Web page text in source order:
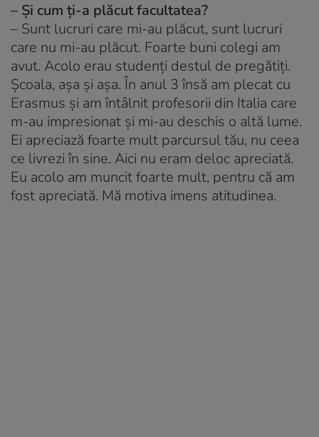
– Și cum ți-a plăcut facultatea?
– Sunt lucruri care mi-au plăcut, sunt lucruri
care nu mi-au plăcut. Foarte buni colegi am
avut. Acolo erau studenți destul de pregătiți.
Școala, așa și așa. În anul 3 însă am plecat cu
Erasmus și am întâlnit profesorii din Italia care
m-au impresionat și mi-au deschis o altă lume.
Ei apreciază foarte mult parcursul tău, nu ceea
ce livrezi în sine. Aici nu eram deloc apreciată.
Eu acolo am muncit foarte mult, pentru că am
fost apreciată. Mă motiva imens atitudinea.